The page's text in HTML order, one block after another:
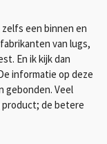
een binnen en
van lugs,
En ik kijk dan
informatie op deze
gebonden. Veel
de betere